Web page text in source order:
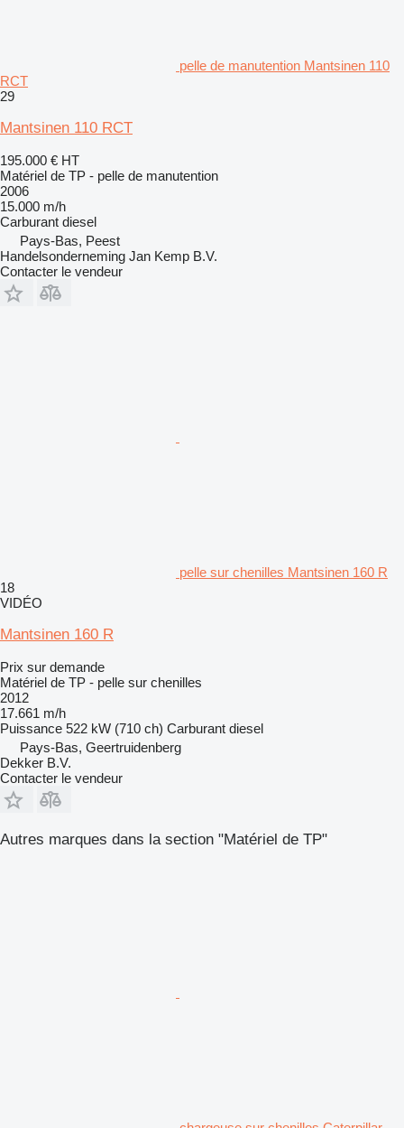
pelle de manutention Mantsinen 110
RCT
29
Mantsinen 110 RCT
195.000 € HT
Matériel de TP - pelle de manutention
2006
15.000 m/h
Carburant diesel
Pays-Bas, Peest
Handelsonderneming Jan Kemp B.V.
Contacter le vendeur
pelle sur chenilles Mantsinen 160 R
18
VIDÉO
Mantsinen 160 R
Prix sur demande
Matériel de TP - pelle sur chenilles
2012
17.661 m/h
Puissance 522 kW (710 ch) Carburant diesel
Pays-Bas, Geertruidenberg
Dekker B.V.
Contacter le vendeur
Autres marques dans la section "Matériel de TP"